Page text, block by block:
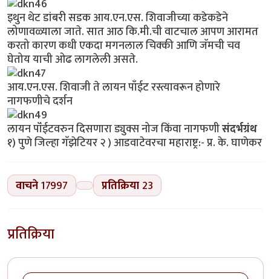
इथुन थेट डांबरी सडक आय.एन.एस. शिवाजीच्या कडेकडेने
लोणावळ्याला जाते. सात आठ कि.मी.ची वाटचाल आपण आरामत
करतो कारण कधी एकदा मगनलाल चिक्की आणि जॅमची चव
घेतोय याची ओढ लागलेली असते.
आय.एन.एस. शिवाजी ते लायन पाँईट रस्त्यावरून होणारे
नागफणीचे दर्शन
लायन पॉंईटवरुन दिसणारा ड्युक्स नोज किंवा नागफणीसंदर्भग्रंथ
१) पुणे जिल्हा गॅझेटियर २ ) आडवाटेवरचा महाराष्ट्र:- प्र. के. घाणेकर
वाचने17997 प्रतिक्रिया 23
प्रतिक्रिया